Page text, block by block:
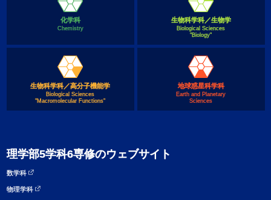
化学科
Chemistry
生物科学科／生物学
Biological Sciences
"Biology"
生物科学科／高分子機能学
Biological Sciences
"Macromolecular Functions"
地球惑星科学科
Earth and Planetary
Sciences
理学部5学科6専修のウェブサイト
数学科
物理学科